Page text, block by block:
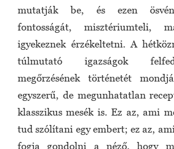
mutatják be, és ezen
fontosságát, misztériumteli,
igyekeznek érzékeltetni. A
túlmutató igazságok
megőrzésének történetét
egyszerű, de megunhatatlan
klasszikus mesék is. Ez az, ami
tud szólítani egy embert; ez az,
fogja gondolni a néző, hogy